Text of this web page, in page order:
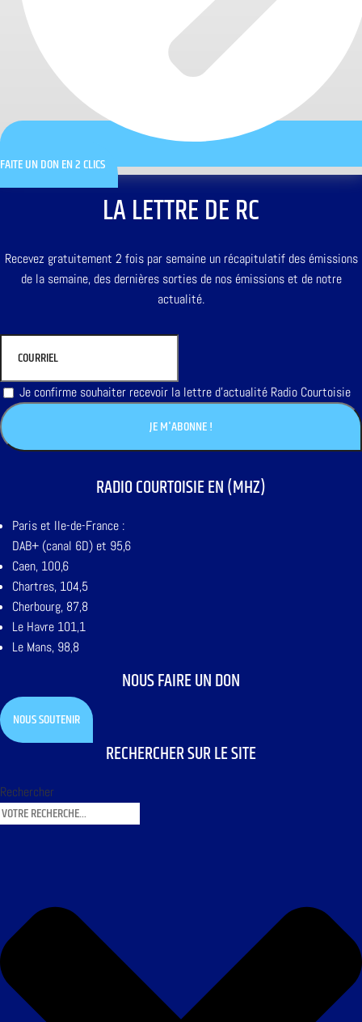
FAITE UN DON EN 2 CLICS
LA LETTRE DE RC
Recevez gratuitement 2 fois par semaine un récapitulatif des émissions
de la semaine, des dernières sorties de nos émissions et de notre
actualité.
Je confirme souhaiter recevoir la lettre d'actualité Radio Courtoisie
RADIO COURTOISIE EN (MHZ)
Paris et Ile-de-France :
DAB+ (canal 6D) et 95,6
Caen, 100,6
Chartres, 104,5
Cherbourg, 87,8
Le Havre 101,1
Le Mans, 98,8
NOUS FAIRE UN DON
NOUS SOUTENIR
RECHERCHER SUR LE SITE
Rechercher